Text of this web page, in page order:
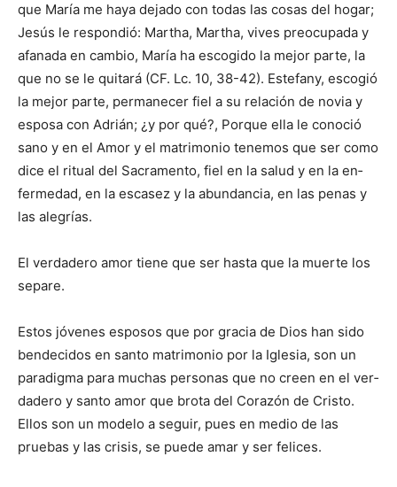
que María me haya dejado con todas las cosas del hogar;
Jesús le respondió: Martha, Martha, vi­ves preocupada y
afanada en cambio, María ha escogido la mejor par­te, la
que no se le quitará (CF. Lc. 10, 38-42). Estefany, es­co­gió
la mejor parte, perma­necer fiel a su rela­ción de novia y
espo­sa con Adrián; ¿y por qué?, Porque ella le conoció
sano y en el Amor y el matrimonio tenemos que ser como
dice el ritual del Sacramento, fiel en la salud y en la en­
ferme­dad, en la esca­sez y la abundancia, en las penas y
las alegrías.
El verdadero amor tiene que ser hasta que la muerte los
se­pare.
Estos jóvenes es­po­sos que por gracia de Dios han sido
bendecidos en santo ma­trimonio por la Igle­sia, son un
paradigma para muchas personas que no creen en el ver­
dadero y santo amor que brota del Corazón de Cristo.
Ellos son un modelo a seguir, pues en medio de las
pruebas y las crisis, se puede amar y ser felices.